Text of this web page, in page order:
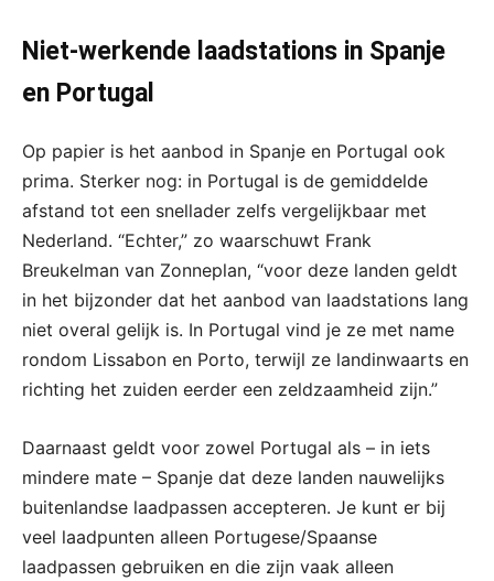
Niet-werkende laadstations in Spanje
en Portugal
Op papier is het aanbod in Spanje en Portugal ook
prima. Sterker nog: in Portugal is de gemiddelde
afstand tot een snellader zelfs vergelijkbaar met
Nederland. “Echter,” zo waarschuwt Frank
Breukelman van Zonneplan, “voor deze landen geldt
in het bijzonder dat het aanbod van laadstations lang
niet overal gelijk is. In Portugal vind je ze met name
rondom Lissabon en Porto, terwijl ze landinwaarts en
richting het zuiden eerder een zeldzaamheid zijn.”
Daarnaast geldt voor zowel Portugal als – in iets
mindere mate – Spanje dat deze landen nauwelijks
buitenlandse laadpassen accepteren. Je kunt er bij
veel laadpunten alleen Portugese/Spaanse
laadpassen gebruiken en die zijn vaak alleen